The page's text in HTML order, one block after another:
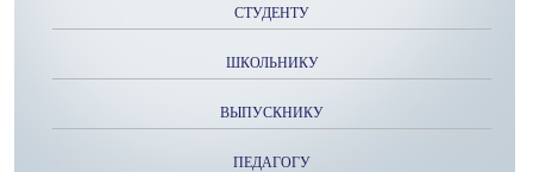
СТУДЕНТУ
ШКОЛЬНИКУ
ВЫПУСКНИКУ
ПЕДАГОГУ